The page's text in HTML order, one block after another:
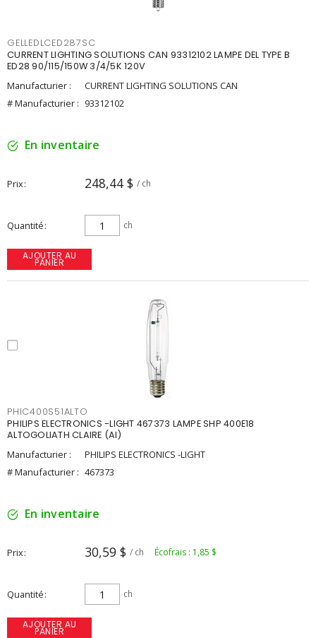
GELLEDLCED287SC
CURRENT LIGHTING SOLUTIONS CAN 93312102 LAMPE DEL TYPE B
ED28 90/115/150W 3/4/5K 120V
Manufacturier :
CURRENT LIGHTING SOLUTIONS CAN
# Manufacturier : 93312102
En inventaire
Prix 248,44 $ / ch
Quantité ch
AJOUTER AU
PANIER
PHIC400S51ALTO
PHILIPS ELECTRONICS -LIGHT 467373 LAMPE SHP 400E18
ALTOGOLIATH CLAIRE (AI)
Manufacturier :
PHILIPS ELECTRONICS -LIGHT
# Manufacturier : 467373
En inventaire
Prix 30,59 $ / ch Écofrais : 1,85 $
Quantité ch
AJOUTER AU
PANIER